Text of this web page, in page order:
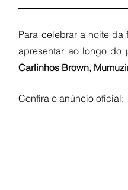
Para celebrar a noite da
apresentar ao longo do
Carlinhos Brown,
Confira o anúncio oficial: